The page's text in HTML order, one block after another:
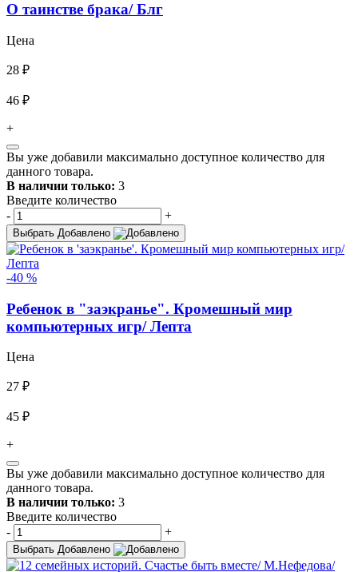
О таинстве брака/ Блг
Цена
28 ₽
46 ₽
+
Вы уже добавили максимально доступное количество для
данного товара.
В наличии только: 3
Введите количество
-
+
Выбрать Добавлено
-40 %
Ребенок в "заэкранье". Кромешный мир
компьютерных игр/ Лепта
Цена
27 ₽
45 ₽
+
Вы уже добавили максимально доступное количество для
данного товара.
В наличии только: 3
Введите количество
-
+
Выбрать Добавлено